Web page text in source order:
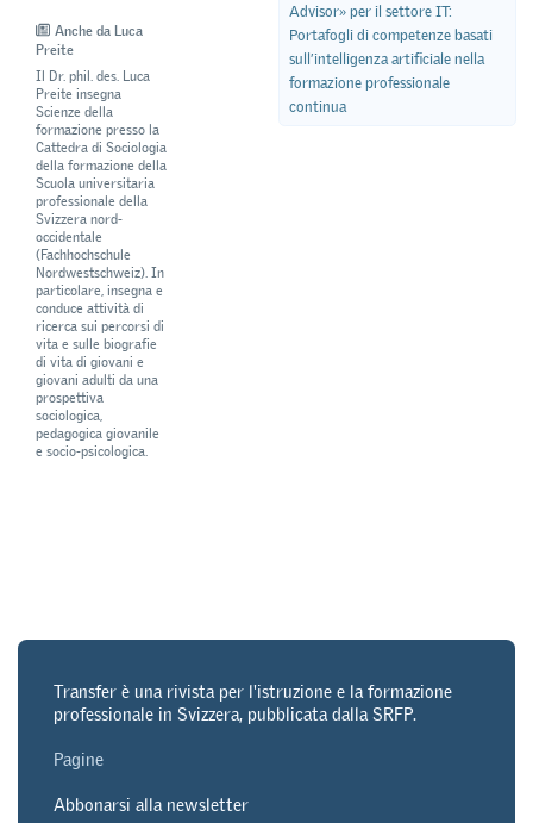
Anche da Luca
Preite
Il Dr. phil. des. Luca
Preite insegna
Scienze della
formazione presso la
Cattedra di Sociologia
della formazione della
Scuola universitaria
professionale della
Svizzera nord-
occidentale
(Fachhochschule
Nordwestschweiz). In
particolare, insegna e
conduce attività di
ricerca sui percorsi di
vita e sulle biografie
di vita di giovani e
giovani adulti da una
prospettiva
sociologica,
pedagogica giovanile
e socio-psicologica.
Advisor» per il settore IT:
Portafogli di competenze basati
sull’intelligenza artificiale nella
formazione professionale
continua
Transfer è una rivista per l'istruzione e la formazione
professionale in Svizzera, pubblicata dalla SRFP.
Pagine
Abbonarsi alla newsletter